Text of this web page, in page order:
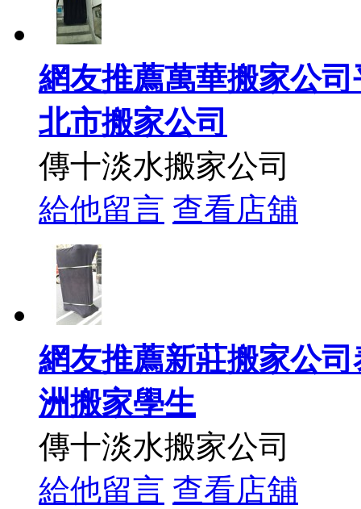
網友推薦萬華搬家公
北市搬家公司
傳十淡水搬家公司
給他留言 查看店舖
網友推薦新莊搬家公
洲搬家學生
傳十淡水搬家公司
給他留言 查看店舖